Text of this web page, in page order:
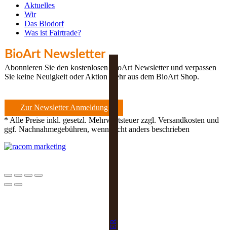
Aktuelles
Wir
Das Biodorf
Was ist Fairtrade?
BioArt Newsletter
Abonnieren Sie den kostenlosen BioArt Newsletter und verpassen
Sie keine Neuigkeit oder Aktion mehr aus dem BioArt Shop.
Zur Newsletter Anmeldung
* Alle Preise inkl. gesetzl. Mehrwertsteuer zzgl. Versandkosten und
ggf. Nachnahmegebühren, wenn nicht anders beschrieben